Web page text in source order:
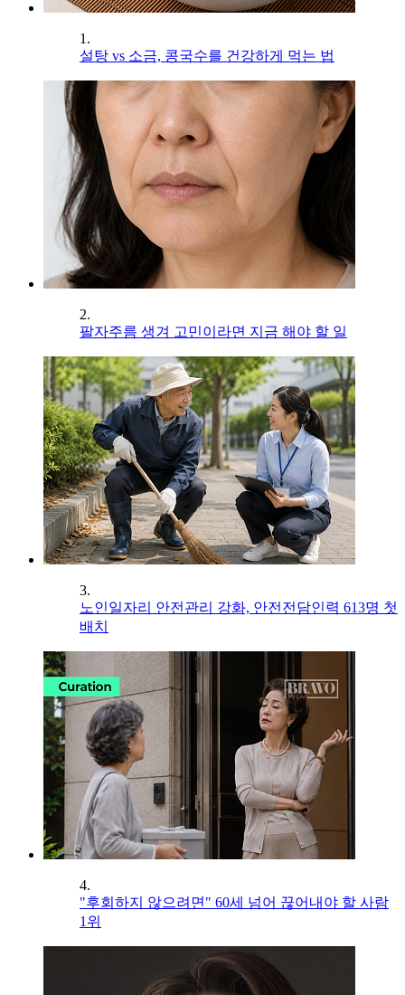
1.
설탕 vs 소금, 콩국수를 건강하게 먹는 법
2.
팔자주름 생겨 고민이라면 지금 해야 할 일
3.
노인일자리 안전관리 강화, 안전전담인력 613명 첫
배치
4.
"후회하지 않으려면" 60세 넘어 끊어내야 할 사람
1위